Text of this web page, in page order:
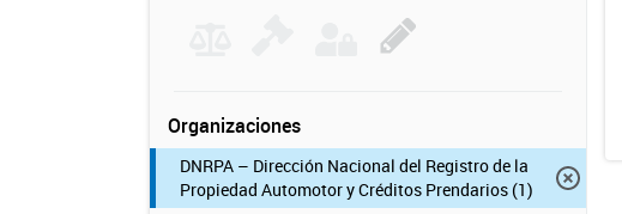
Organizaciones
DNRPA – Dirección Nacional del Registro de la
Propiedad Automotor y Créditos Prendarios (1)